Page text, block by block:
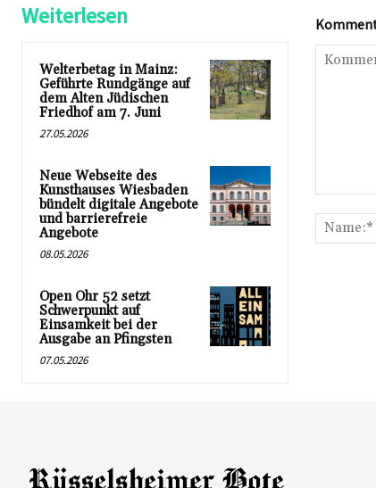
Weiterlesen
Welterbetag in Mainz:
Geführte Rundgänge auf
dem Alten Jüdischen
Friedhof am 7. Juni
27.05.2026
Neue Webseite des
Kunsthauses Wiesbaden
bündelt digitale Angebote
und barrierefreie
Angebote
08.05.2026
Open Ohr 52 setzt
Schwerpunkt auf
Einsamkeit bei der
Ausgabe an Pfingsten
07.05.2026